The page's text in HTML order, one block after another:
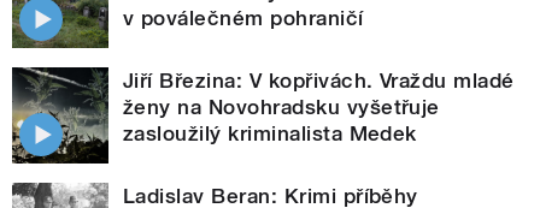
v poválečném pohraničí
Jiří Březina: V kopřivách. Vraždu mladé
ženy na Novohradsku vyšetřuje
zasloužilý kriminalista Medek
Ladislav Beran: Krimi příběhy